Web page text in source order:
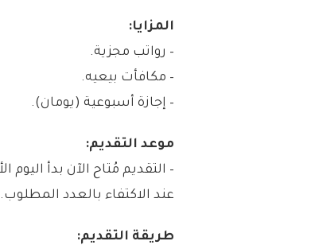
المزايا:
– رواتب مجزية.
– مكافأت بيعيه.
– إجازة أسبوعية (يومان).
موعد التقديم:
عند الاكتفاء بالعدد المطلوب.
طريقة التقديم: